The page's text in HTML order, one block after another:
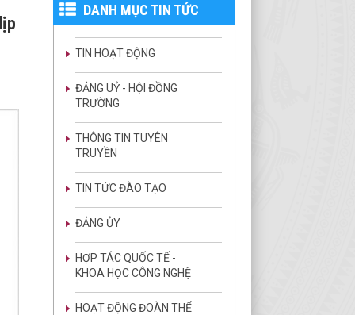
DANH MỤC TIN TỨC
TIN HOẠT ĐỘNG
ĐẢNG UỶ - HỘI ĐỒNG
TRƯỜNG
THÔNG TIN TUYÊN
TRUYỀN
TIN TỨC ĐÀO TẠO
ĐẢNG ỦY
HỢP TÁC QUỐC TẾ -
KHOA HỌC CÔNG NGHỆ
HOẠT ĐỘNG ĐOÀN THỂ